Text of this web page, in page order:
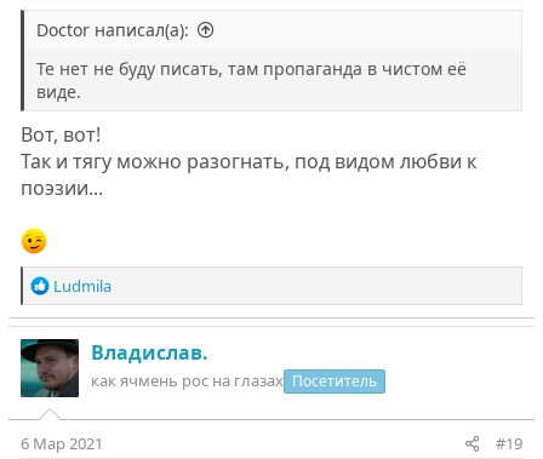
Doctor написал(а):
Те нет не буду писать, там пропаганда в чистом её
виде.
Вот, вот!
Так и тягу можно разогнать, под видом любви к
поэзии...
Р
е
а
к
ц
и
и
:
Ludmila
Владислав.
как ячмень рос на глазах Посетитель
6 Мар 2021 #19